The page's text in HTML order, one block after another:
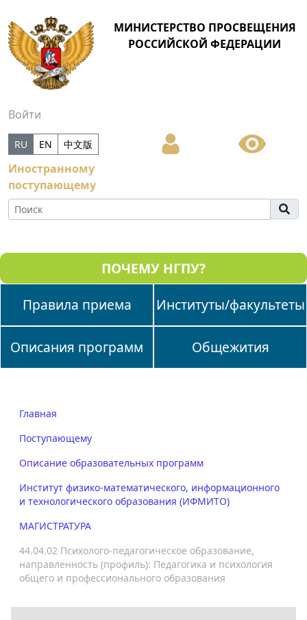
МИНИСТЕРСТВО ПРОСВЕЩЕНИЯ
РОССИЙСКОЙ ФЕДЕРАЦИИ
Войти
Иностранному
поступающему
RU EN 中文版
ПОЧЕМУ НГПУ?
Правила приема
Институты/факультеты
Описания программ Общежития
Главная
Поступающему
Описание образовательных программ
Институт физико-математического, информационного
и технологического образования (ИФМИТО)
МАГИСТРАТУРА
44.04.02 Психолого-педагогическое образование,
направленность (профиль): Педагогика и психология
общего и профессионального образования